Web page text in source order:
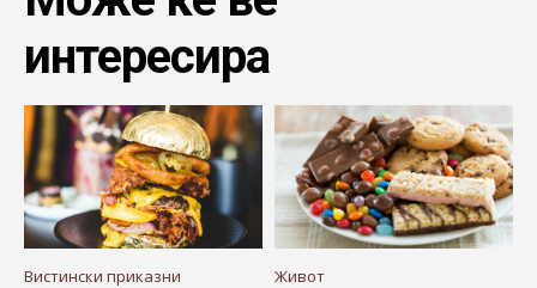
интересира
Вистински приказни Живот